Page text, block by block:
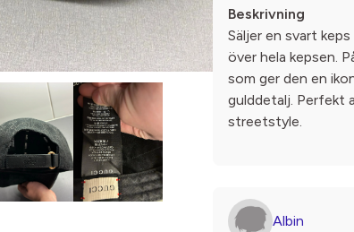
Beskrivning
Säljer en svart
över hela kepsen.
som ger den en
gulddetalj. Perfekt
streetstyle.
Albin